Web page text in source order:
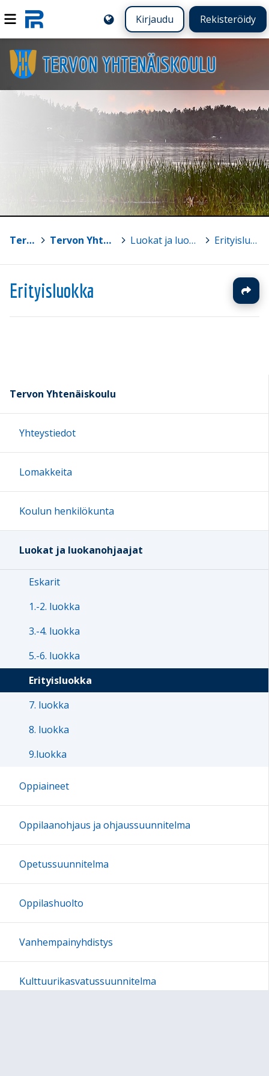
Kirjaudu Rekisteröidy
TERVON YHTENÄISKOULU
Tervo Tervon Yhtenäiskoulu Luokat ja luokanohjaajat Erityisluokka
Erityisluokka
Tervon Yhtenäiskoulu
Yhteystiedot
Lomakkeita
Koulun henkilökunta
Luokat ja luokanohjaajat
Eskarit
1.-2. luokka
3.-4. luokka
5.-6. luokka
Erityisluokka
7. luokka
8. luokka
9.luokka
Oppiaineet
Oppilaanohjaus ja ohjaussuunnitelma
Opetussuunnitelma
Oppilashuolto
Vanhempainyhdistys
Kulttuurikasvatussuunnitelma